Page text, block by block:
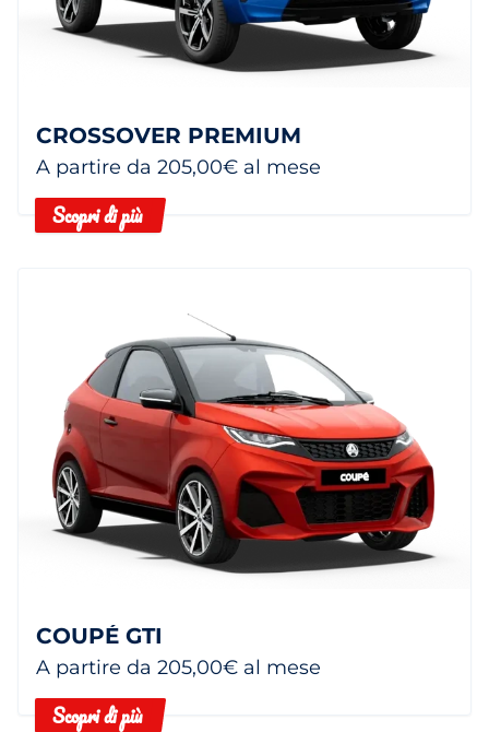
CROSSOVER PREMIUM
A partire da 205,00€ al mese
Scopri di più
COUPÉ GTI
A partire da 205,00€ al mese
Scopri di più